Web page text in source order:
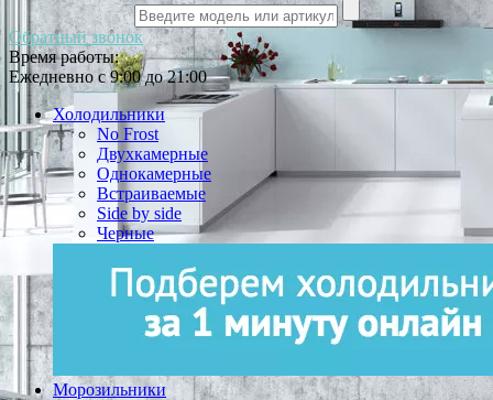
Обратный звонок
Время работы:
Ежедневно с 9:00 до 21:00
Холодильники
No Frost
Двухкамерные
Однокамерные
Встраиваемые
Side by side
Черные
Морозильники